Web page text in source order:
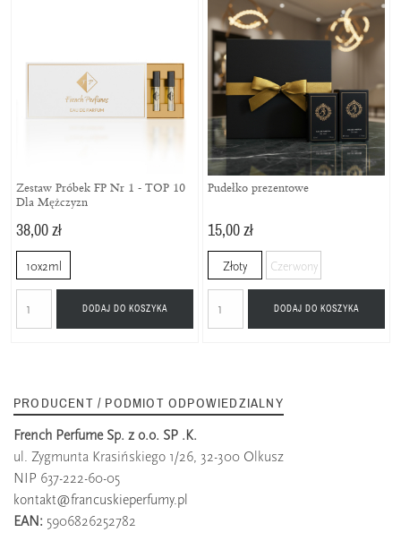
Zestaw Próbek FP Nr 1 - TOP 10
Dla Mężczyzn
38,00 zł
10x2ml
DODAJ DO KOSZYKA
Pudełko prezentowe
15,00 zł
Złoty Czerwony
DODAJ DO KOSZYKA
PRODUCENT / PODMIOT ODPOWIEDZIALNY
French Perfume Sp. z o.o. SP .K.
ul. Zygmunta Krasińskiego 1/26, 32-300 Olkusz
NIP 637-222-60-05
kontakt@francuskieperfumy.pl
EAN: 5906826252782